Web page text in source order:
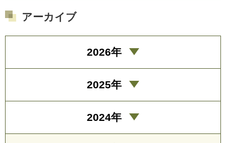
アーカイブ
2026年
2025年
2024年